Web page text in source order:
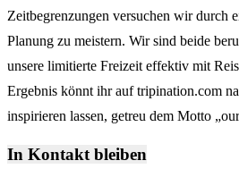
Zeitbegrenzungen versuchen wir durch
Planung zu meistern. Wir sind beide
unsere limitierte Freizeit effektiv mit
Ergebnis könnt ihr auf tripination.com
inspirieren lassen, getreu dem Motto
In Kontakt bleiben